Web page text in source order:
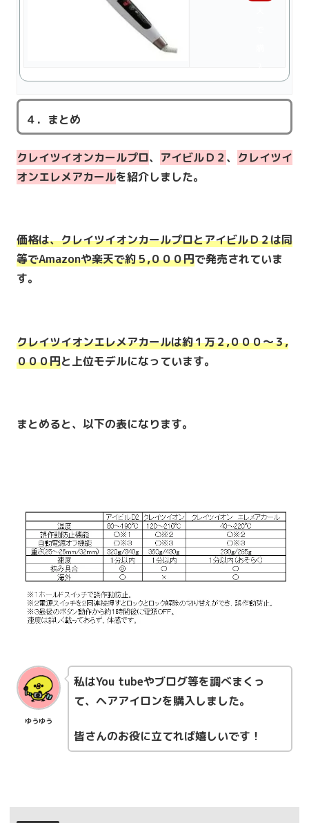
４．まとめ
クレイツイオンカールプロ、 アイビルＤ２ 、 クレイツイ
オンエレメアカールを紹介しました。
価格は、クレイツイオンカールプロとアイビルＤ２は同
等でAmazonや楽天で約５,０００円で発売されていま
す。
クレイツイオンエレメアカールは約１万２,０００～３,
０００円と上位モデルになっています。
まとめると、以下の表になります。
ゆうゆう
私はYou tubeやブログ等を調べまくっ
て、ヘアアイロンを購入しました。
皆さんのお役に立てれば嬉しいです！